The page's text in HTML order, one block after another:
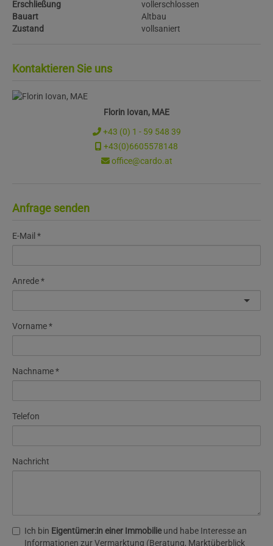
Erschließung
vollerschlossen
Bauart
Altbau
Zustand
vollsaniert
Kontaktieren Sie uns
Florin Iovan, MAE
+43 (0) 1 - 59 548 39
+43(0)6605578148
office@cardo.at
Anfrage senden
E-Mail
Anrede
Vorname
Nachname
Telefon
Nachricht
Ich bin Eigentümer:in einer Immobilieund habe Interesse an
Informationen zur Vermarktung (Beratung, Marktüberblick